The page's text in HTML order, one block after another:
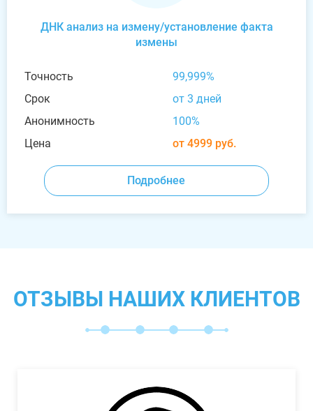
ДНК анализ на измену/установление факта
измены
Точность
99,999%
Срок
от 3 дней
Анонимность
100%
Цена
от 4999 руб.
Подробнее
ОТЗЫВЫ НАШИХ КЛИЕНТОВ